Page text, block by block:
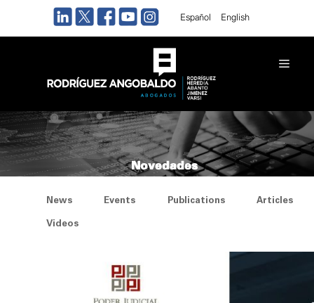
Español English
Novedades
News Events Publications Articles
Videos